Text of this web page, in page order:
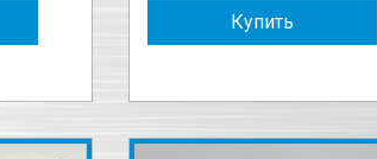
Купить